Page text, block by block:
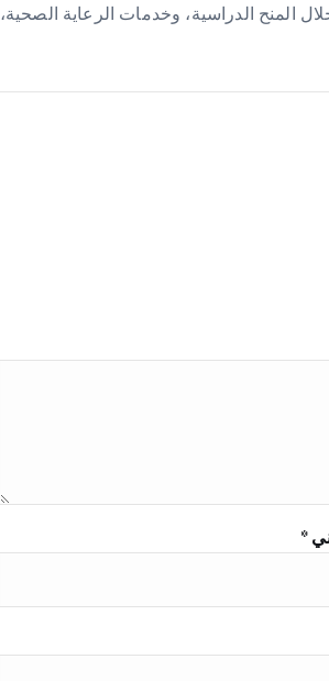
المنح الدراسية، وخدمات الرعاية الصحية،
*